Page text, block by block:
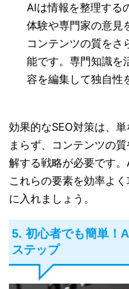
AIは情報を整理する
体験や専門家の意見
コンテンツの質をさ
能です。専門知識を
容を編集して独自性
効果的なSEO対策は、
まらず、コンテンツの
解する戦略が必要です。
これらの要素を効率よ
に入れましょう。
5. 初心者でも簡単！
ステップ